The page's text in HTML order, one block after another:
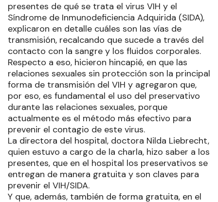
presentes de qué se trata el virus VIH y el
Síndrome de Inmunodeficiencia Adquirida (SIDA),
explicaron en detalle cuáles son las vías de
transmisión, recalcando que sucede a través del
contacto con la sangre y los fluidos corporales.
Respecto a eso, hicieron hincapié, en que las
relaciones sexuales sin protección son la principal
forma de transmisión del VIH y agregaron que,
por eso, es fundamental el uso del preservativo
durante las relaciones sexuales, porque
actualmente es el método más efectivo para
prevenir el contagio de este virus.
La directora del hospital, doctora Nilda Liebrecht,
quien estuvo a cargo de la charla, hizo saber a los
presentes, que en el hospital los preservativos se
entregan de manera gratuita y son claves para
prevenir el VIH/SIDA.
Y que, además, también de forma gratuita, en el